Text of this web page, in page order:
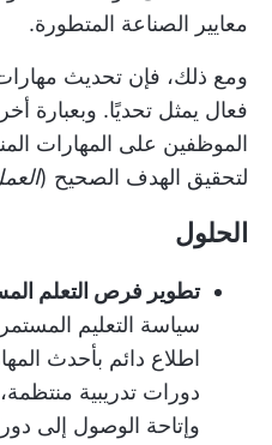
معايير الصناعة المتطورة.
ومع ذلك، فإن تحديث
فعال يمثل تحديًا. وبعبارة
الموظفين على المهارات
لتحقيق الهدف الصحيح (
الحلول
تطوير فرص التعلم
سياسة التعليم
اطلاع دائم بأحدث
دورات تدريبية
وإتاحة الوصول إلى